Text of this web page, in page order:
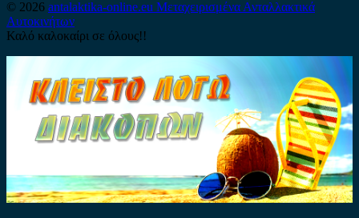
© 2026 antalaktika-online.eu Μεταχειρισμένα Ανταλλακτικά
Αυτοκινήτων
Καλό καλοκαίρι σε όλους!!